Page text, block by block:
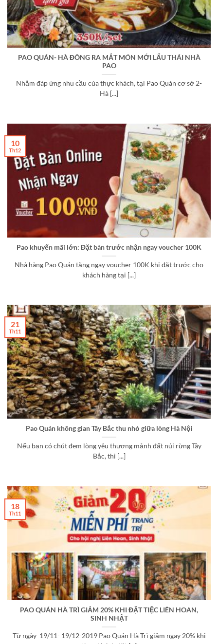
PAO QUÁN- HÀ ĐÔNG RA MẮT MÓN MỚI LẨU THÁI NHÀ
PAO
Nhằm đáp ứng nhu cầu của thực khách, tại Pao Quán cơ sở 2-
Hà [...]
Pao khuyến mãi lớn: Đặt bàn trước nhận ngay voucher 100K
Nhà hàng Pao Quán tặng ngay voucher 100K khi đặt trước cho
khách hàng tại [...]
10
Th12
Pao Quán không gian Tây Bắc thu nhỏ giữa lòng Hà Nội
Nếu bạn có chút đem lòng yêu thương mảnh đất núi rừng Tây
Bắc, thì [...]
21
Th11
PAO QUÁN HÀ TRÌ GIẢM 20% KHI ĐẶT TIỆC LIÊN HOAN,
SINH NHẬT
Từ ngày 19/11- 19/12-2019 Pao Quán Hà Trì giảm ngay 20% khi
18
Th11